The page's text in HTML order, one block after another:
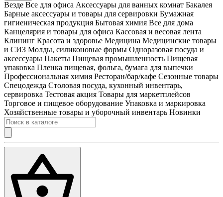
Везде Все для офиса Аксессуары для ванных комнат Бакалея
Барные аксессуары и товары для сервировки Бумажная
гигиеническая продукция Бытовая химия Все для дома
Канцелярия и товары для офиса Кассовая и весовая лента
Клининг Красота и здоровье Медицина Медицинские товары
и СИЗ Молды, силиконовые формы Одноразовая посуда и
аксессуары Пакеты Пищевая промышленность Пищевая
упаковка Пленка пищевая, фольга, бумага для выпечки
Профессиональная химия Ресторан/бар/кафе Сезонные товары
Спецодежда Столовая посуда, кухонный инвентарь,
сервировка Тестовая акция Товары для маркетплейсов
Торговое и пищевое оборудование Упаковка и маркировка
Хозяйственные товары и уборочный инвентарь Новинки